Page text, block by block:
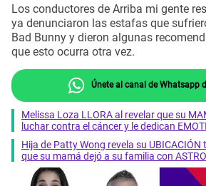
Los conductores de Arriba mi gente
ya denunciaron las estafas que
Bad Bunny y dieron algunas
que esto ocurra otra vez.
Únete al canal de Whatsapp
Melissa Loza LLORA al revelar que su
luchar contra el cáncer y le dedican
Hija de Patty Wong revela su
que su mamá dejó a su familia con